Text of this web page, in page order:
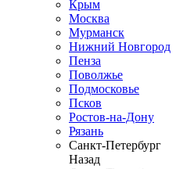
Крым
Москва
Мурманск
Нижний Новгород
Пенза
Поволжье
Подмосковье
Псков
Ростов-на-Дону
Рязань
Санкт-Петербург
Назад